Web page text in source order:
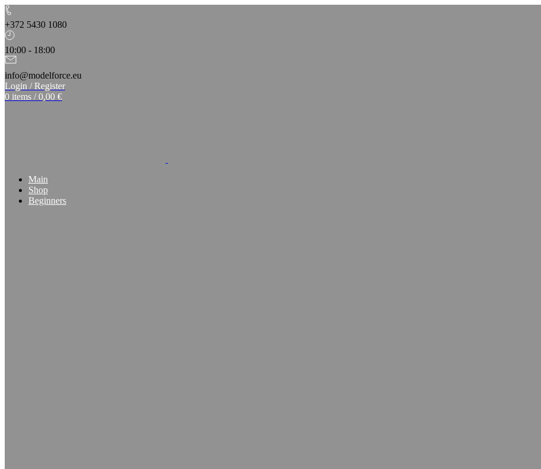
+372 5430 1080
10:00 - 18:00
info@modelforce.eu
Login / Register
0 items / 0,00 €
Main
Shop
Beginners